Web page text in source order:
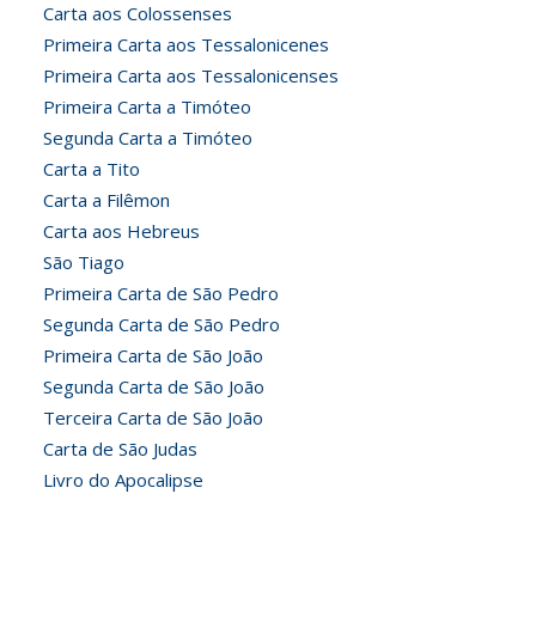
Carta aos Colossenses
Primeira Carta aos Tessalonicenes
Primeira Carta aos Tessalonicenses
Primeira Carta a Timóteo
Segunda Carta a Timóteo
Carta a Tito
Carta a Filêmon
Carta aos Hebreus
São Tiago
Primeira Carta de São Pedro
Segunda Carta de São Pedro
Primeira Carta de São João
Segunda Carta de São João
Terceira Carta de São João
Carta de São Judas
Livro do Apocalipse